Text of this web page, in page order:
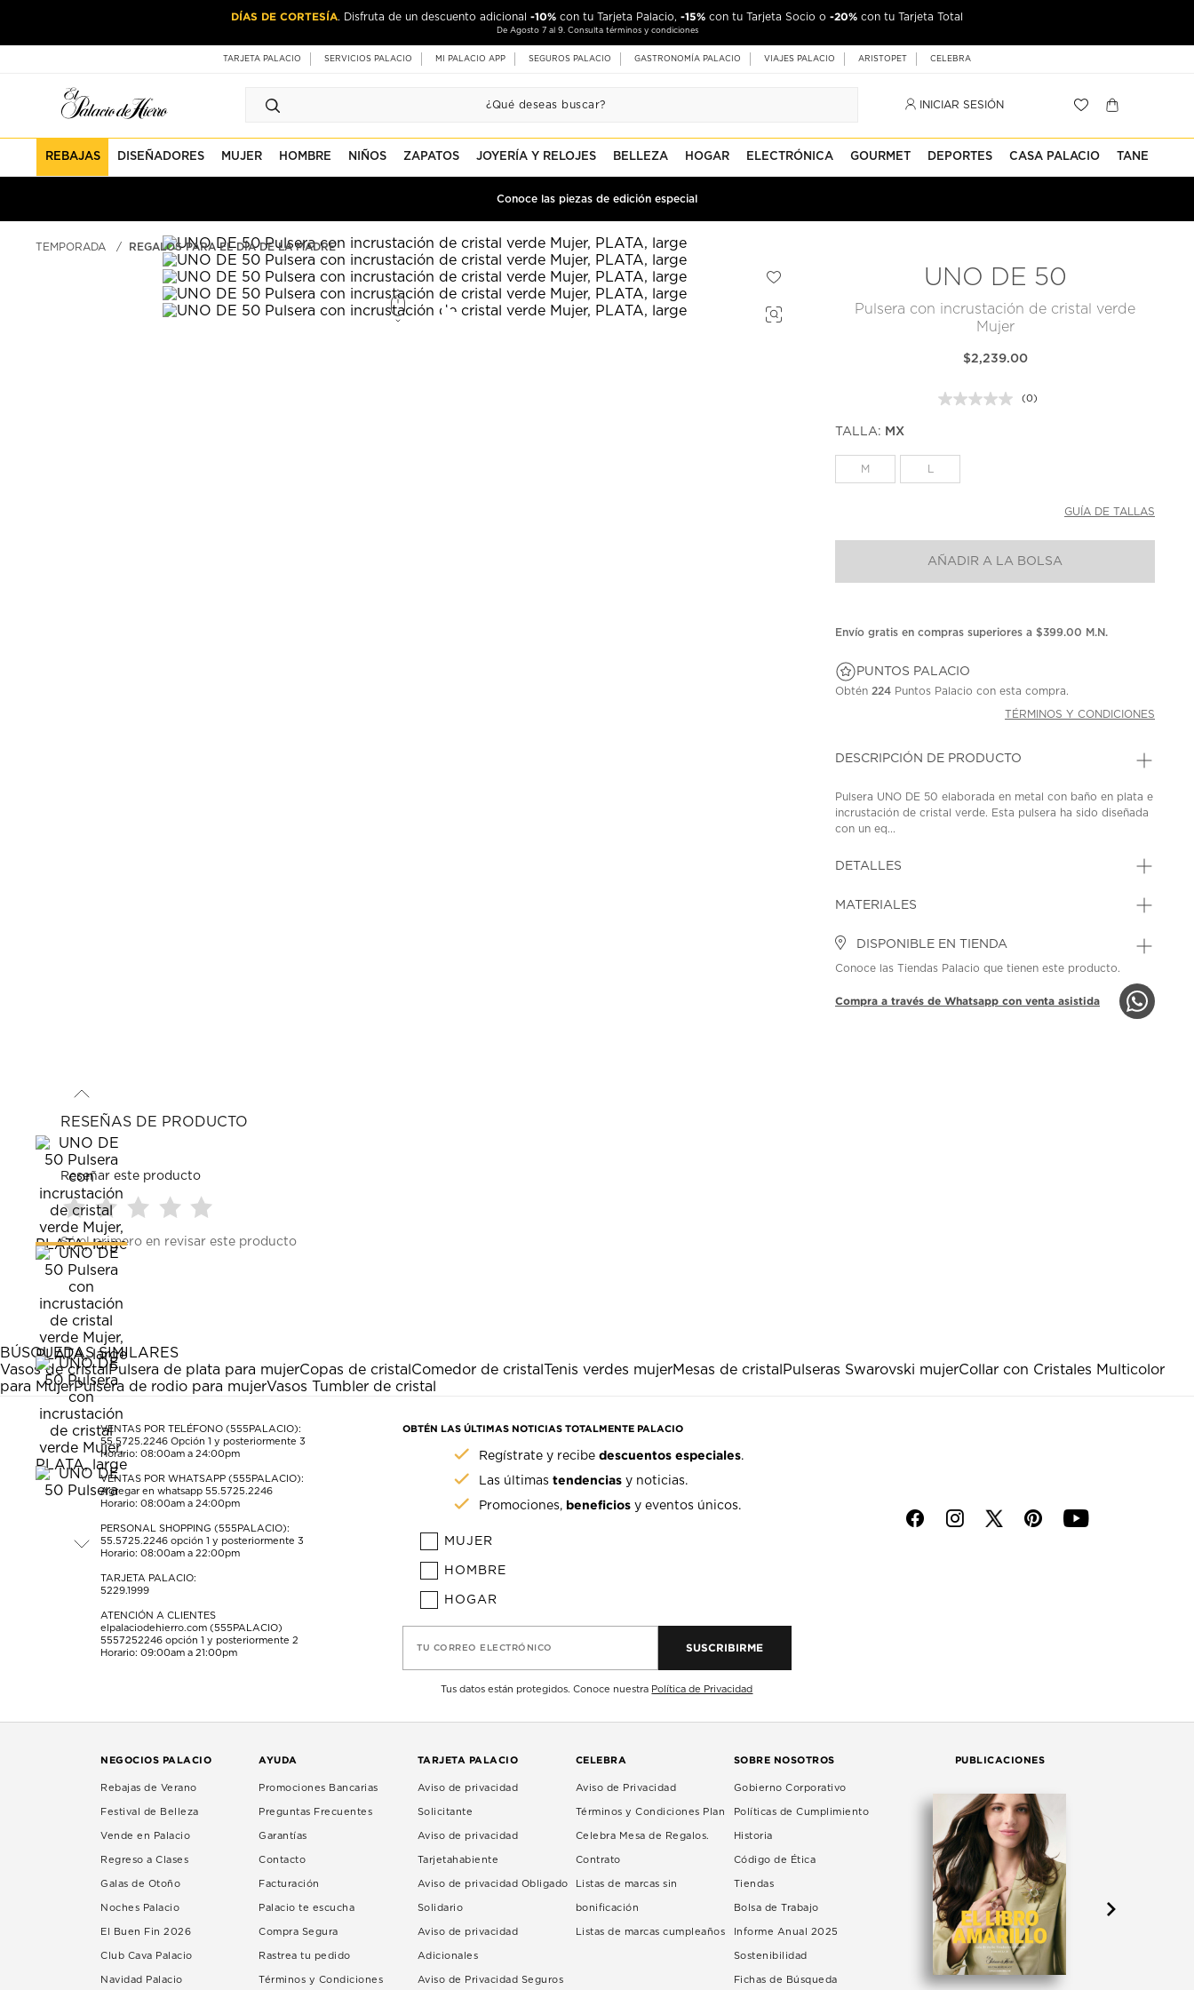
DÍAS DE CORTESÍA. Disfruta de un descuento adicional -10% con tu Tarjeta Palacio, -15% con tu Tarjeta Socio o -20% con tu Tarjeta Total
De Agosto 7 al 9. Consulta términos y condiciones
CASA & ESTILO. Hasta30% de descuento+15 Mensualidades sin interesescon tu Tarjeta Palacio
De agosto 7 a septiembre 16. Consulta términos y condiciones
TARJETA PALACIO SERVICIOS PALACIO MI PALACIO APP SEGUROS PALACIO GASTRONOMÍA PALACIO VIAJES PALACIO ARISTOPET CELEBRA
INICIAR SESIÓN
REBAJAS DISEÑADORES MUJER HOMBRE NIÑOS ZAPATOS JOYERÍA Y RELOJES BELLEZA HOGAR ELECTRÓNICA GOURMET DEPORTES CASA PALACIO TANE
Conoce las piezas de edición especial
TEMPORADA REGALOS PARA EL DÍA DE LA MADRE
UNO DE 50
Pulsera con incrustación de cristal verde
Mujer
$2,239.00
Sin
(0)
TALLA: MX
M
GUÍA DE TALLAS
AÑADIR A LA BOLSA
Envío gratis en compras superiores a $399.00 M.N.
PUNTOS PALACIO
Obtén 224 Puntos Palacio con esta compra.
TÉRMINOS Y CONDICIONES
DESCRIPCIÓN DE PRODUCTO
Pulsera UNO DE 50 elaborada en metal con baño en plata e
incrustación de cristal verde. Esta pulsera ha sido diseñada
con un eq...
DETALLES
MATERIALES
DISPONIBLE EN TIENDA
Conoce las Tiendas Palacio que tienen este producto.
Compra a través de Whatsapp con venta asistida
RESEÑAS DE PRODUCTO
Reseñar este producto
Seleccionar
para
calificar
el
artículo
con
1
estrella
Esta
acción
abrirá
el
formulario
de
envío.
Seleccionar
para
calificar
el
artículo
con
2
estrellas.
Esta
acción
abrirá
el
formulario
de
envío.
para
estrellas.
Esta
acción
abrirá
formulario
de
envío.
para
estrellas.
Esta
acción
abrirá
formulario
de
para
Esta
acción
abrirá
formulario
de
envío.
Sé el primero en revisar este producto
BÚSQUEDAS SIMILARES
Vasos de cristalPulsera de plata para mujerCopas de cristal Comedor de cristal Tenis verdes mujerMesas de cristal Pulseras Swarovski mujerCollar con Cristales Multicolor
para MujerPulsera de rodio para mujerVasos Tumbler de cristal
VENTAS POR TELÉFONO (555PALACIO):
55.5725.2246 Opción 1 y posteriormente 3
Horario: 08:00am a 24:00pm
VENTAS POR WHATSAPP (555PALACIO):
Agregar en whatsapp 55.5725.2246
Horario: 08:00am a 24:00pm
PERSONAL SHOPPING (555PALACIO):
55.5725.2246 opción 1 y posteriormente 3
Horario: 08:00am a 22:00pm
TARJETA PALACIO:
5229.1999
ATENCIÓN A CLIENTES
elpalaciodehierro.com (555PALACIO)
5557252246 opción 1 y posteriormente 2
Horario: 09:00am a 21:00pm
OBTÉN LAS ÚLTIMAS NOTICIAS TOTALMENTE PALACIO
Regístrate y recibedescuentos especiales.
Las últimastendencias y noticias.
Promociones, beneficios y eventos únicos.
MUJER
HOMBRE
HOGAR
TU CORREO ELECTRÓNICO SUSCRIBIRME
Tus datos están protegidos. Conoce nuestra Política de Privacidad
f i p y
NEGOCIOS PALACIO
Rebajas de Verano
Festival de Belleza
Vende en Palacio
Regreso a Clases
Galas de Otoño
Noches Palacio
El Buen Fin 2026
Club Cava Palacio
Navidad Palacio
AYUDA
Promociones Bancarias
Preguntas Frecuentes
Garantías
Contacto
Facturación
Palacio te escucha
Compra Segura
Rastrea tu pedido
Términos y Condiciones
TARJETA PALACIO
Aviso de privacidad
Solicitante
Aviso de privacidad
Tarjetahabiente
Aviso de privacidad Obligado
Solidario
Aviso de privacidad
Adicionales
Aviso de Privacidad Seguros
CELEBRA
Aviso de Privacidad
Términos y Condiciones Plan
Celebra Mesa de Regalos.
Contrato
Listas de marcas sin
bonificación
Listas de marcas cumpleaños
SOBRE NOSOTROS
Gobierno Corporativo
Políticas de Cumplimiento
Historia
Código de Ética
Tiendas
Bolsa de Trabajo
Informe Anual 2025
Sostenibilidad
Fichas de Búsqueda
PUBLICACIONES